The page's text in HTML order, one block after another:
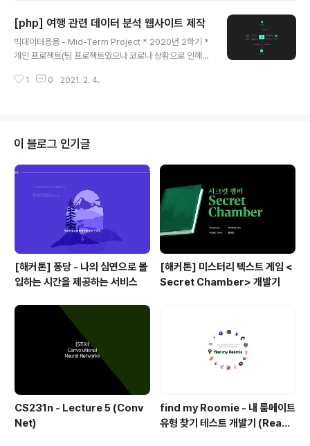
ng/Sopkathon-SERVER: 26 SOPT Virtual Soptkat
hon - 무비살롱 SERVER 26 SOPT Virtual Soptkath
on - 무비살롱 SERVER. Contribute to Say-young/S
[php] 여행 관련 데이터 분석 웹사이트 제작
빅데이터응용 - Mid-Term Project * 2020년 2학기 *
개인 프로젝트(팀 프로젝트였으나 코로나 상황으로 인해 1
음에도 불구하고, 과제 기준을 모두 충족했음에 만족함.(특
기준에 시각화가 들어가지 않기 때문에 시각화 방법보다는
SQL을 다양하게 쓰라고 하셔서 정보를 어떻게 분석해야
할지 그 기준과 방법에 초점을 맞춰서 고민하고 과제를 진
PI를 활용해 많은 데이터를 가져온 팀의 발표를 보고 내 프
1 0 2021. 2. 4.
이 블로그 인기글
[해커톤] 퐁당 - 나의 심연으로 몰
입하는 시간을 제공하는 서비스
[해커톤] 미스터리 텍스트 게임 <
Secret Chamber> 개발기
CS231n - Lecture 5 (Conv
Net)
find my Roomie - 내 룸메이트
유형 찾기 테스트 개발기 (React